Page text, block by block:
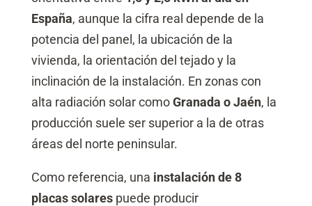
España, aunque la cifra real depende de la
potencia del panel, la ubicación de la
vivienda, la orientación del tejado y la
inclinación de la instalación. En zonas con
alta radiación solar comoGranada o Jaén, la
producción suele ser superior a la de otras
áreas del norte peninsular.
Como referencia, una instalación de 8
placas solarespuede producir